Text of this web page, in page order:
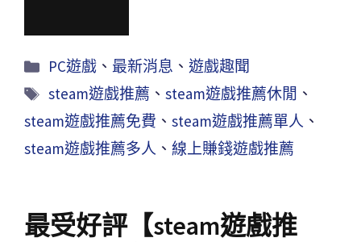
PC遊戲 、最新消息 、遊戲趣聞
steam遊戲推薦 、steam遊戲推薦休閒 、
steam遊戲推薦免費 、 steam遊戲推薦單人 、
steam遊戲推薦多人 、 線上賺錢遊戲推薦
最受好評【steam遊戲推